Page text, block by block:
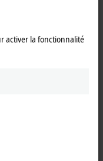
activer la fonctionnalité